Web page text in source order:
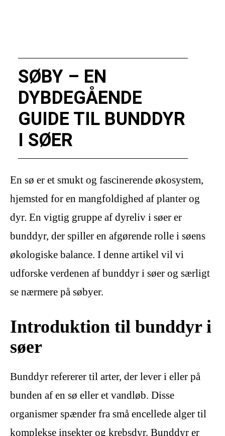
SØBY – EN
DYBDEGÅENDE
GUIDE TIL BUNDDYR
I SØER
En sø er et smukt og fascinerende økosystem,
hjemsted for en mangfoldighed af planter og
dyr. En vigtig gruppe af dyreliv i søer er
bunddyr, der spiller en afgørende rolle i søens
økologiske balance. I denne artikel vil vi
udforske verdenen af ​​bunddyr i søer og særligt
se nærmere på søbyer.
Introduktion til bunddyr i
søer
Bunddyr refererer til arter, der lever i eller på
bunden af en sø eller et vandløb. Disse
organismer spænder fra små encellede alger til
komplekse insekter og krebsdyr. Bunddyr er